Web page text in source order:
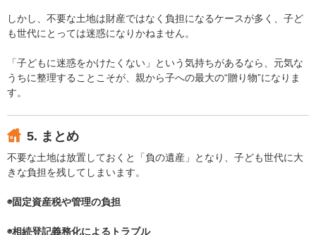
しかし、不要な土地は財産ではなく負担になるケースが多く、子ど
も世代にとっては迷惑になりかねません。
「子どもに迷惑をかけたくない」という気持ちがあるなら、元気な
うちに整理することこそが、親から子への最大の“贈り物”になりま
す。
5. まとめ
不要な土地は放置しておくと「負の遺産」となり、子ども世代に大
きな負担を残してしまいます。
◉固定資産税や管理の負担
◉相続登記義務化によるトラブル